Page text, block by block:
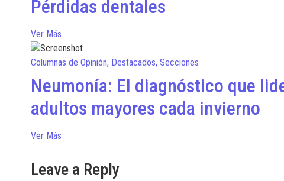
Pérdidas dentales
Ver Más
Columnas de Opinión, Destacados, Secciones
Neumonía: El diagnóstico que
adultos mayores cada invierno
Ver Más
Leave a Reply